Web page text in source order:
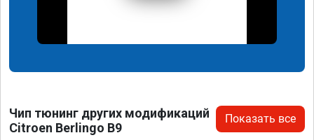
Чип тюнинг других модификаций
Citroen Berlingo B9
Показать все